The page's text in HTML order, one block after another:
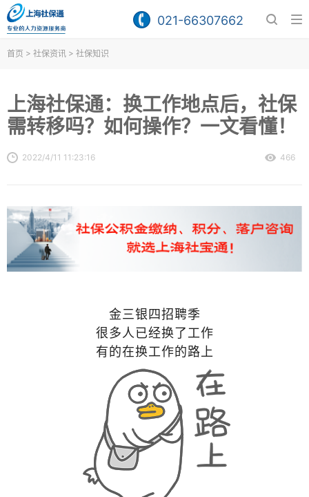
021-66307662
首页 > 社保资讯 > 社保知识
上海社保通：换工作地点后，社保
需转移吗？如何操作？一文看懂！
2022/4/11 11:23:16 466
金三银四招聘季
很多人已经换了工作
有的在换工作的路上